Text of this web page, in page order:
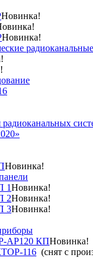
Новинка!
Новинка!
радиоканальные
Новинка!
1Новинка!
2Новинка!
3Новинка!
АР120 КПНовинка!
116 (снят с